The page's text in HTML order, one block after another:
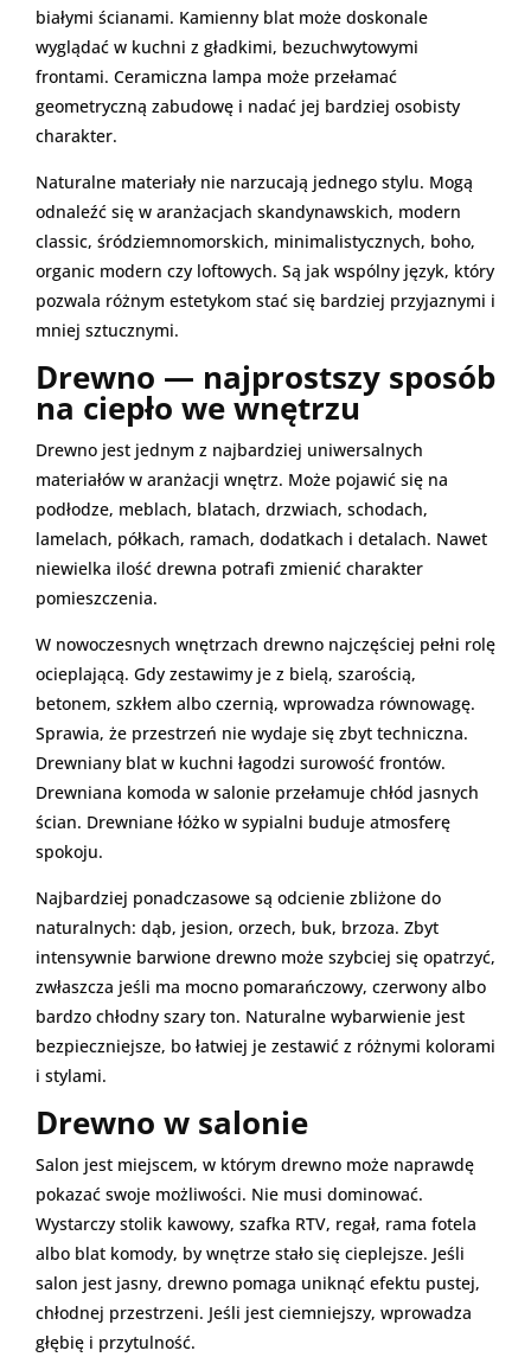
białymi ścianami. Kamienny blat może doskonale
wyglądać w kuchni z gładkimi, bezuchwytowymi
frontami. Ceramiczna lampa może przełamać
geometryczną zabudowę i nadać jej bardziej osobisty
charakter.
Naturalne materiały nie narzucają jednego stylu. Mogą
odnaleźć się w aranżacjach skandynawskich, modern
classic, śródziemnomorskich, minimalistycznych, boho,
organic modern czy loftowych. Są jak wspólny język, który
pozwala różnym estetykom stać się bardziej przyjaznymi i
mniej sztucznymi.
Drewno — najprostszy sposób
na ciepło we wnętrzu
Drewno jest jednym z najbardziej uniwersalnych
materiałów w aranżacji wnętrz. Może pojawić się na
podłodze, meblach, blatach, drzwiach, schodach,
lamelach, półkach, ramach, dodatkach i detalach. Nawet
niewielka ilość drewna potrafi zmienić charakter
pomieszczenia.
W nowoczesnych wnętrzach drewno najczęściej pełni rolę
ocieplającą. Gdy zestawimy je z bielą, szarością,
betonem, szkłem albo czernią, wprowadza równowagę.
Sprawia, że przestrzeń nie wydaje się zbyt techniczna.
Drewniany blat w kuchni łagodzi surowość frontów.
Drewniana komoda w salonie przełamuje chłód jasnych
ścian. Drewniane łóżko w sypialni buduje atmosferę
spokoju.
Najbardziej ponadczasowe są odcienie zbliżone do
naturalnych: dąb, jesion, orzech, buk, brzoza. Zbyt
intensywnie barwione drewno może szybciej się opatrzyć,
zwłaszcza jeśli ma mocno pomarańczowy, czerwony albo
bardzo chłodny szary ton. Naturalne wybarwienie jest
bezpieczniejsze, bo łatwiej je zestawić z różnymi kolorami
i stylami.
Drewno w salonie
Salon jest miejscem, w którym drewno może naprawdę
pokazać swoje możliwości. Nie musi dominować.
Wystarczy stolik kawowy, szafka RTV, regał, rama fotela
albo blat komody, by wnętrze stało się cieplejsze. Jeśli
salon jest jasny, drewno pomaga uniknąć efektu pustej,
chłodnej przestrzeni. Jeśli jest ciemniejszy, wprowadza
głębię i przytulność.